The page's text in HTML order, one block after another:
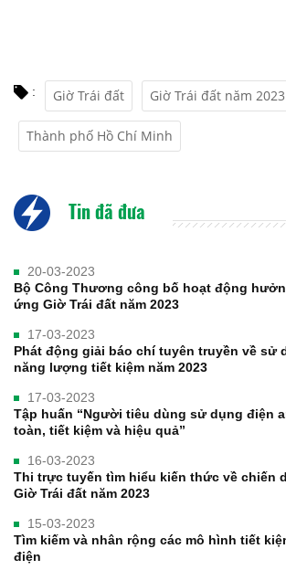
: Giờ Trái đất Giờ Trái đất năm 2023
Thành phố Hồ Chí Minh
Tin đã đưa
20-03-2023
Bộ Công Thương công bố hoạt động
ứng Giờ Trái đất năm 2023
17-03-2023
Phát động giải báo chí tuyên truyền về sử
năng lượng tiết kiệm năm 2023
17-03-2023
Tập huấn “Người tiêu dùng sử dụng điện
toàn, tiết kiệm và hiệu quả”
16-03-2023
Thi trực tuyến tìm hiểu kiến thức về chiến
Giờ Trái đất năm 2023
15-03-2023
Tìm kiếm và nhân rộng các mô hình tiết
điện